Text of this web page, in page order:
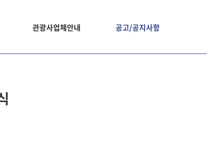
관광사업체안내 공고/공지사항